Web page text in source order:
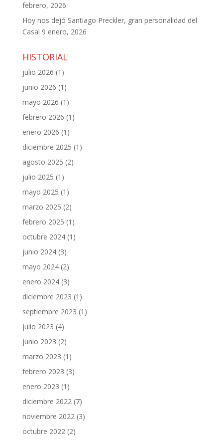
febrero, 2026
Hoy nos dejó Santiago Preckler, gran personalidad del
Casal 9 enero, 2026
HISTORIAL
julio 2026 (1)
junio 2026 (1)
mayo 2026 (1)
febrero 2026 (1)
enero 2026 (1)
diciembre 2025 (1)
agosto 2025 (2)
julio 2025 (1)
mayo 2025 (1)
marzo 2025 (2)
febrero 2025 (1)
octubre 2024(1)
junio 2024(3)
mayo 2024(2)
enero 2024(3)
diciembre 2023 (1)
septiembre 2023 (1)
julio 2023 (4)
junio 2023 (2)
marzo 2023 (1)
febrero 2023 (3)
enero 2023 (1)
diciembre 2022(7)
noviembre 2022(3)
octubre 2022(2)